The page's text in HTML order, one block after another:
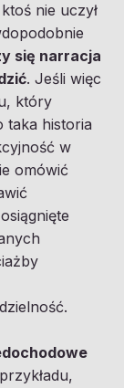
nie uczył
się narracja
. Jeśli więc
który
taka historia
w
omówić